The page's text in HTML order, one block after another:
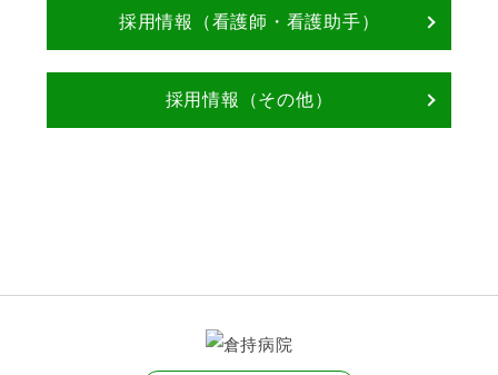
採用情報（看護師・看護助手）
採用情報（その他）